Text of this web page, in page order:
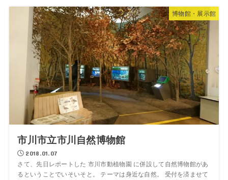
博物館・展示館
市川市立市川自然博物館
2018.01.07
さて、先日レポートした 市川市動植物園 に併設して自然博物館があ
るということでいそいそと。 テーマは身近な自然。 受付を済ませて